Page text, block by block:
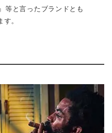
等と言ったブランドとも
。